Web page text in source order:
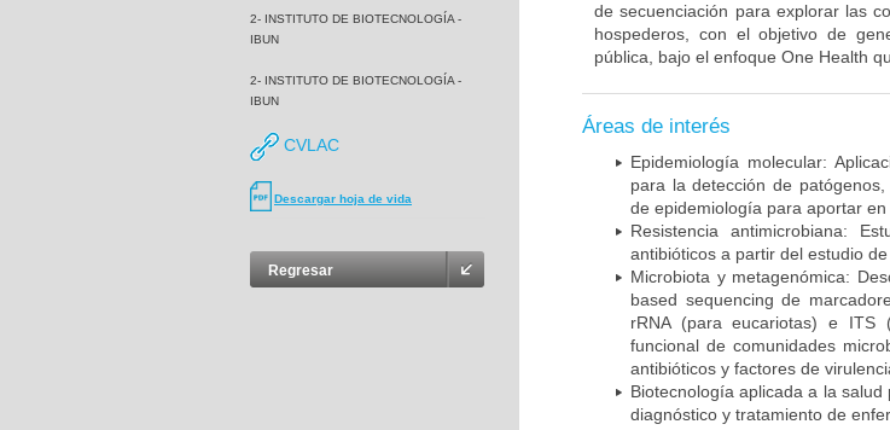
2- INSTITUTO DE BIOTECNOLOGÍA -
IBUN
2- INSTITUTO DE BIOTECNOLOGÍA -
IBUN
CVLAC
Descargar hoja de vida
Regresar
de secuenciación para explorar las
hospederos, con el objetivo de
pública, bajo el enfoque One Health
Áreas de interés
Epidemiología molecular:
para la detección de
de epidemiología para aportar
Resistencia antimicrobiana:
antibióticos a partir del estudio
Microbiota y metagenómica:
based sequencing de
rRNA (para eucariotas) e ITS
funcional de comunidades
antibióticos y factores de
Biotecnología aplicada a la
diagnóstico y tratamiento de